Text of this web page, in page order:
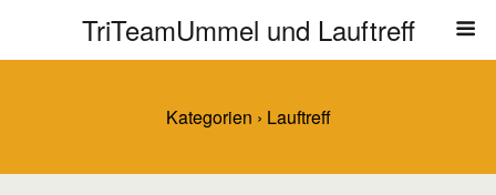
TriTeamUmmel und Lauftreff
Kategorien › Lauftreff